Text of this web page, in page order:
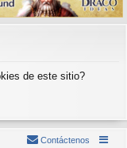
ar rsc
de este sitio?
Contáctenos